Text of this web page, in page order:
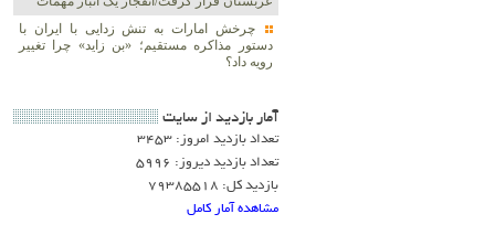
چرخش امارات به تنش زدایی با ایران با
دستور مذاکره مستقیم؛ «بن زاید» چرا تغییر
رویه داد؟
آمار بازديد از سايت
تعداد بازدید امروز: 3453
تعداد بازدید دیروز: 5996
بازدید کل: 79385518
مشاهده آمار کامل